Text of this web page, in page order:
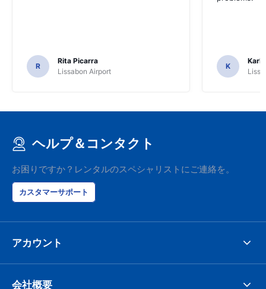
R
Rita Picarra
Lissabon Airport
K
Karl
ヘルプ＆コンタクト
お困りですか？レンタルのスペシャリストにご連絡を。
カスタマーサポート
アカウント
会社概要